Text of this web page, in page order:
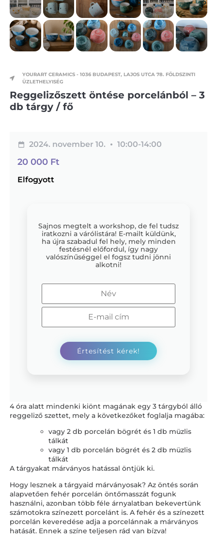
YOURART CERAMICS - 1036 BUDAPEST, LAJOS UTCA 78. FÖLDSZINTI
ÜZLETHELYISÉG
Reggelizőszett öntése porcelánból – 3
db tárgy / fő
2024. november 10. 10:00-14:00
20 000 Ft
Elfogyott
Sajnos megtelt a workshop, de fel tudsz
iratkozni a várólistára! E-mailt küldünk,
ha újra szabadul fel hely, mely minden
festésnél előfordul, így nagy
valószínűséggel el fogsz tudni jönni
alkotni!
4 óra alatt mindenki kiönt magának egy 3 tárgyból álló
reggeliző szettet, mely a következőket foglalja magába:
vagy 2 db porcelán bögrét és 1 db müzlis
tálkát
vagy 1 db porcelán bögrét és 2 db müzlis
tálkát
A tárgyakat márványos hatással öntjük ki.
Hogy lesznek a tárgyaid márványosak? Az öntés során
alapvetően fehér porcelán öntőmasszát fogunk
használni, azonban több féle árnyalatban bekevertünk
számotokra színezett porcelánt is. A fehér és a színezett
porcelán keveredése adja a porcelánnak a márványos
hatását. Ennek a színe teljesen rád van bízva!